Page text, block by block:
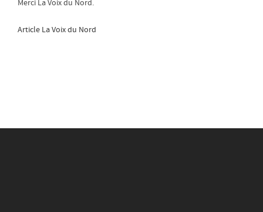
Merci La Voix du Nord.
Article La Voix du Nord